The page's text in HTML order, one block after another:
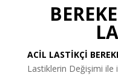
ACİL LASTİKÇİ
Lastiklerin Değişimi ile